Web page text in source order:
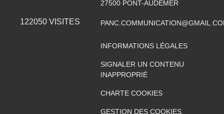
122050 VISITES
27500 PONT-AUDEMER
INFORMATIONS LÉGALES
SIGNALER UN CONTENU
INAPPROPRIÉ
CHARTE COOKIES
GESTION DES COOKIES